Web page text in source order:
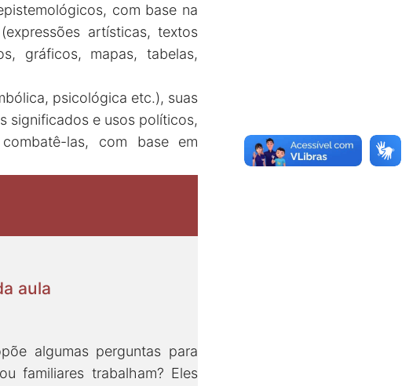
com base na
artísticas, textos
gráficos, mapas, tabelas,
psicológica etc.), suas
significados e usos políticos,
las, com base em
aula
algumas perguntas para
familiares trabalham? Eles